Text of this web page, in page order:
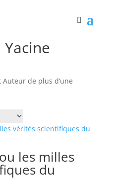
de plus d’une
les milles
du